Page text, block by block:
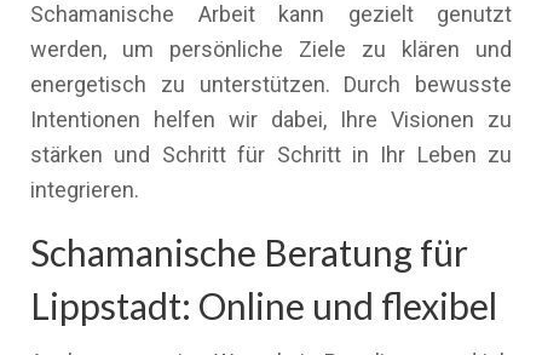
Schamanische Arbeit kann gezielt genutzt
werden, um persönliche Ziele zu klären und
energetisch zu unterstützen. Durch bewusste
Intentionen helfen wir dabei, Ihre Visionen zu
stärken und Schritt für Schritt in Ihr Leben zu
integrieren.
Schamanische Beratung für
Lippstadt: Online und flexibel